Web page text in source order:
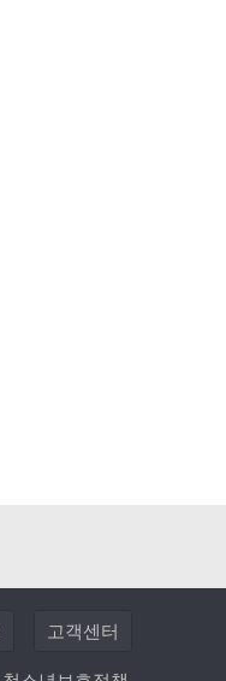
고객센터